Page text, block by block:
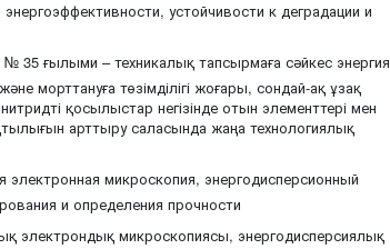
устойчивости к деградации и
35 ғылыми – техникалық тапсырмаға сәйкес энергия
морттануға төзімділігі жоғары, сондай-ақ ұзақ
қосылыстар негізінде отын элементтері мен
арттыру саласында жаңа технологиялық
электронная микроскопия, энергодисперсионный
и определения прочности
электрондық микроскопиясы, энергодисперсиялық